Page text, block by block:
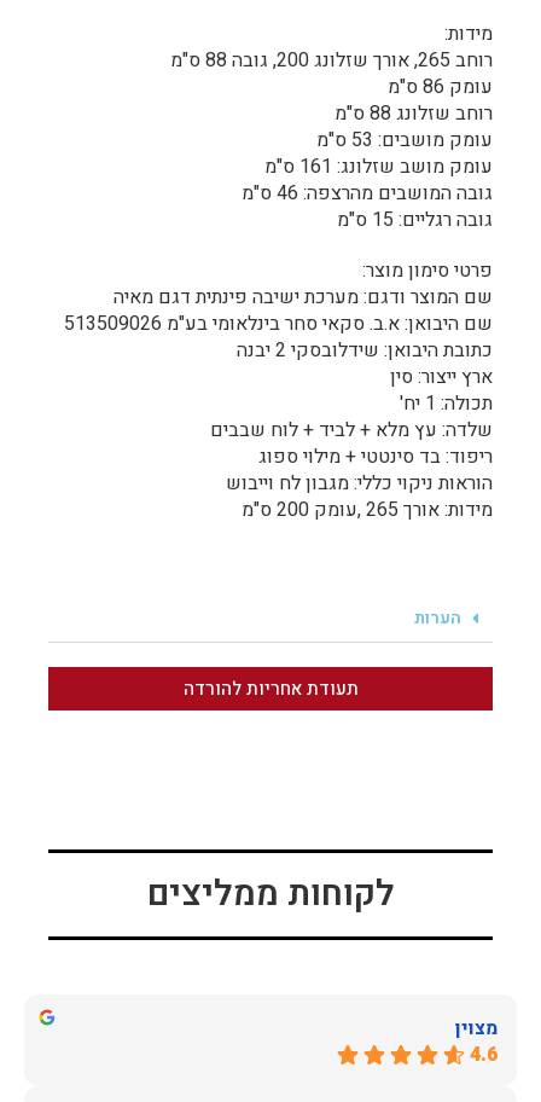
מידות:
רוחב 265, אורך שזלונג 200, גובה 88 ס"מ
עומק 86 ס"מ
רוחב שזלונג 88 ס"מ
עומק מושבים: 53 ס"מ
עומק מושב שזלונג: 161 ס"מ
גובה המושבים מהרצפה: 46 ס"מ
גובה רגליים: 15 ס"מ
פרטי סימון מוצר:
שם המוצר ודגם: מערכת ישיבה פינתית דגם מאיה
שם היבואן: א.ב. סקאי סחר בינלאומי בע"מ 513509026
כתובת היבואן: שידלובסקי 2 יבנה
ארץ ייצור: סין
תכולה: 1 יח'
שלדה: עץ מלא + לביד + לוח שבבים
ריפוד: בד סינטטי + מילוי ספוג
הוראות ניקוי כללי: מגבון לח וייבוש
מידות: אורך 265 ,עומק 200 ס"מ
הערות
תעודת אחריות להורדה
לקוחות ממליצים
מצוין
4.6